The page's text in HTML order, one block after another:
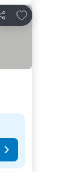
Compartir
Agregar a